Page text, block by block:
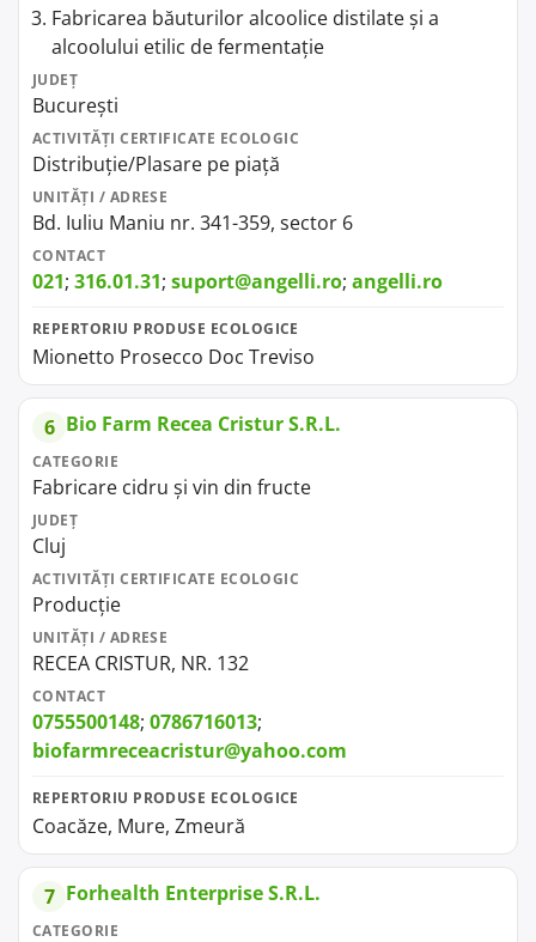
Fabricarea băuturilor alcoolice distilate și a
alcoolului etilic de fermentație
JUDEȚ
București
ACTIVITĂȚI CERTIFICATE ECOLOGIC
Distribuție/Plasare pe piață
UNITĂȚI / ADRESE
Bd. Iuliu Maniu nr. 341-359, sector 6
CONTACT
021; 316.01.31; suport@angelli.ro; angelli.ro
REPERTORIU PRODUSE ECOLOGICE
Mionetto Prosecco Doc Treviso
6 Bio Farm Recea Cristur S.R.L.
CATEGORIE
Fabricare cidru și vin din fructe
JUDEȚ
Cluj
ACTIVITĂȚI CERTIFICATE ECOLOGIC
Producție
UNITĂȚI / ADRESE
RECEA CRISTUR, NR. 132
CONTACT
0755500148; 0786716013;
biofarmreceacristur@yahoo.com
REPERTORIU PRODUSE ECOLOGICE
Coacăze, Mure, Zmeură
7 Forhealth Enterprise S.R.L.
CATEGORIE